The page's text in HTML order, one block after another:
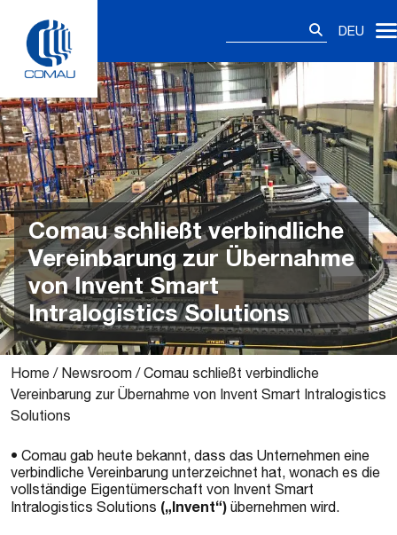
content
DEU
Comau schließt verbindliche
Vereinbarung zur Übernahme
von Invent Smart
Intralogistics Solutions
Home / Newsroom /Comau schließt verbindliche
Vereinbarung zur Übernahme von Invent Smart Intralogistics
Solutions
• Comau gab heute bekannt, dass das Unternehmen eine
verbindliche Vereinbarung unterzeichnet hat, wonach es die
vollständige Eigentümerschaft von Invent Smart
Intralogistics Solutions („Invent“) übernehmen wird.